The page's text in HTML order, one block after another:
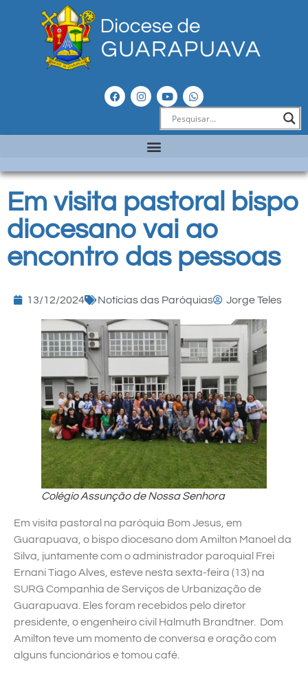
Em visita pastoral bispo
diocesano vai ao
encontro das pessoas
13/12/2024 Notícias das Paróquias Jorge Teles
Colégio Assunção de Nossa Senhora
Em visita pastoral na paróquia Bom Jesus, em
Guarapuava, o bispo diocesano dom Amilton Manoel da
Silva, juntamente com o administrador paroquial Frei
Ernani Tiago Alves, esteve nesta sexta-feira (13) na
SURG Companhia de Serviços de Urbanização de
Guarapuava. Eles foram recebidos pelo diretor
presidente, o engenheiro civil Halmuth Brandtner. Dom
Amilton teve um momento de conversa e oração com
alguns funcionários e tomou café.